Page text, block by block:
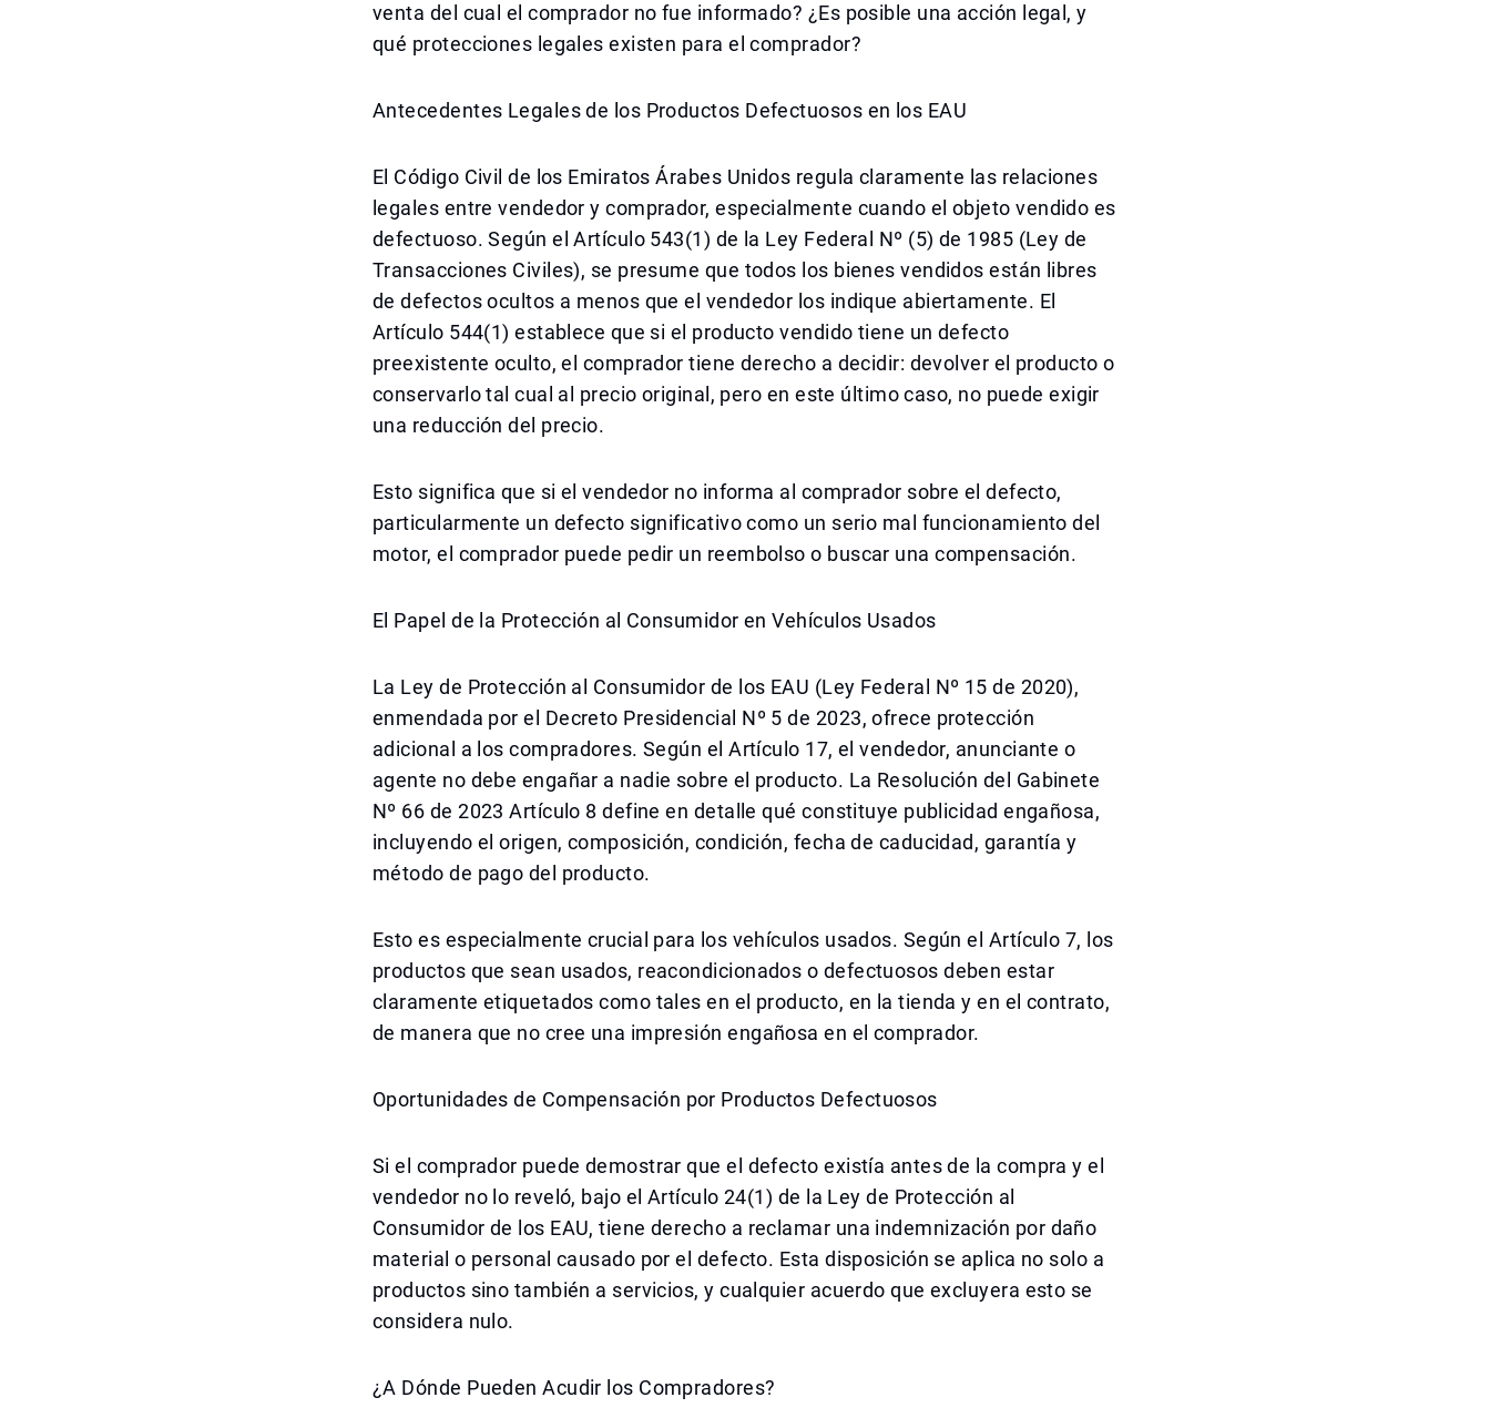
venta del cual el comprador no fue informado? ¿Es posible una acción legal, y
qué protecciones legales existen para el comprador?
Antecedentes Legales de los Productos Defectuosos en los EAU
El Código Civil de los Emiratos Árabes Unidos regula claramente las relaciones
legales entre vendedor y comprador, especialmente cuando el objeto vendido es
defectuoso. Según el Artículo 543(1) de la Ley Federal Nº (5) de 1985 (Ley de
Transacciones Civiles), se presume que todos los bienes vendidos están libres
de defectos ocultos a menos que el vendedor los indique abiertamente. El
Artículo 544(1) establece que si el producto vendido tiene un defecto
preexistente oculto, el comprador tiene derecho a decidir: devolver el producto o
conservarlo tal cual al precio original, pero en este último caso, no puede exigir
una reducción del precio.
Esto significa que si el vendedor no informa al comprador sobre el defecto,
particularmente un defecto significativo como un serio mal funcionamiento del
motor, el comprador puede pedir un reembolso o buscar una compensación.
El Papel de la Protección al Consumidor en Vehículos Usados
La Ley de Protección al Consumidor de los EAU (Ley Federal Nº 15 de 2020),
enmendada por el Decreto Presidencial Nº 5 de 2023, ofrece protección
adicional a los compradores. Según el Artículo 17, el vendedor, anunciante o
agente no debe engañar a nadie sobre el producto. La Resolución del Gabinete
Nº 66 de 2023 Artículo 8 define en detalle qué constituye publicidad engañosa,
incluyendo el origen, composición, condición, fecha de caducidad, garantía y
método de pago del producto.
Esto es especialmente crucial para los vehículos usados. Según el Artículo 7, los
productos que sean usados, reacondicionados o defectuosos deben estar
claramente etiquetados como tales en el producto, en la tienda y en el contrato,
de manera que no cree una impresión engañosa en el comprador.
Oportunidades de Compensación por Productos Defectuosos
Si el comprador puede demostrar que el defecto existía antes de la compra y el
vendedor no lo reveló, bajo el Artículo 24(1) de la Ley de Protección al
Consumidor de los EAU, tiene derecho a reclamar una indemnización por daño
material o personal causado por el defecto. Esta disposición se aplica no solo a
productos sino también a servicios, y cualquier acuerdo que excluyera esto se
considera nulo.
¿A Dónde Pueden Acudir los Compradores?